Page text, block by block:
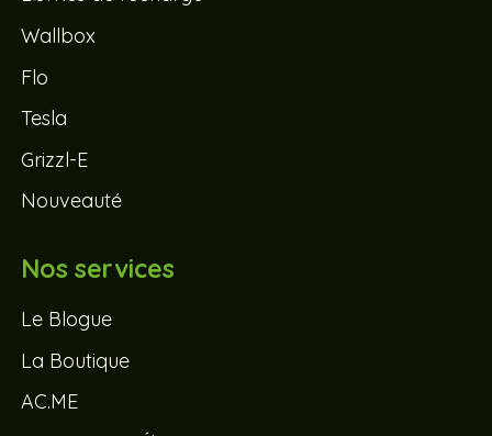
Flo
Tesla
Grizzl-E
Nouveauté
Nos services
AC.ME
Les Avenues Électriques